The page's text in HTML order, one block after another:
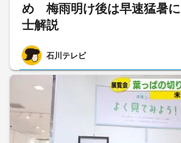
め 梅雨明け後は早速猛暑
士解説
石川テレビ